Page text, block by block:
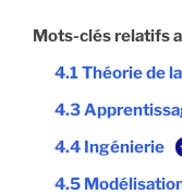
Mots-clés relatifs
4.1 Théorie de
4.3
4.4 Ingénierie
4.5